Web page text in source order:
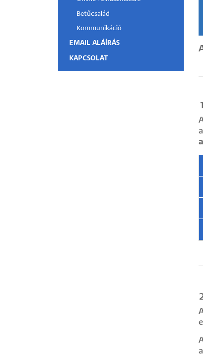
Felvételizők
Betűcsalád
Kommunikáció
EMAIL ALÁÍRÁS
KAPCSOLAT